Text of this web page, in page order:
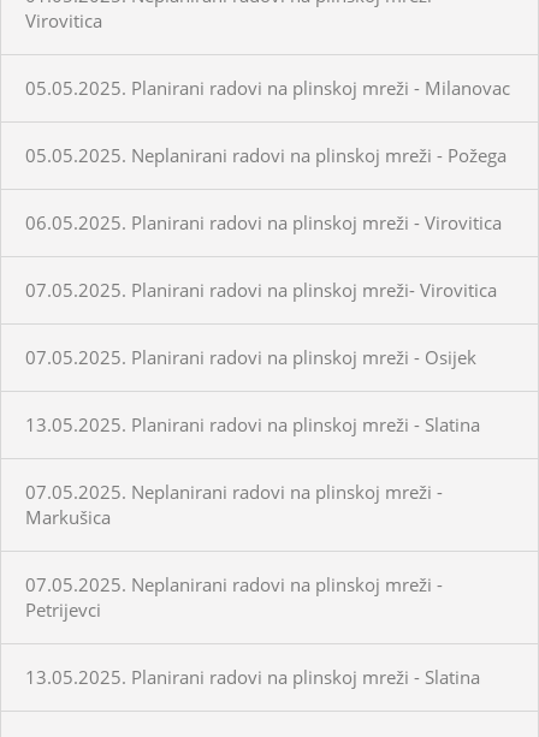
Virovitica
05.05.2025. Planirani radovi na plinskoj mreži - Milanovac
05.05.2025. Neplanirani radovi na plinskoj mreži - Požega
06.05.2025. Planirani radovi na plinskoj mreži - Virovitica
07.05.2025. Planirani radovi na plinskoj mreži- Virovitica
07.05.2025. Planirani radovi na plinskoj mreži - Osijek
13.05.2025. Planirani radovi na plinskoj mreži - Slatina
07.05.2025. Neplanirani radovi na plinskoj mreži -
Markušica
07.05.2025. Neplanirani radovi na plinskoj mreži -
Petrijevci
13.05.2025. Planirani radovi na plinskoj mreži - Slatina